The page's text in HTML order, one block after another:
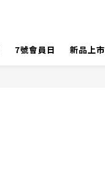
7號會員日 新品上市